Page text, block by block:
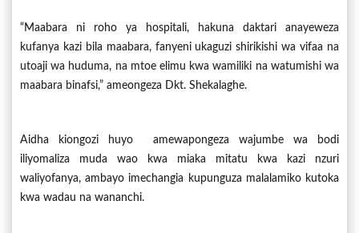
“Maabara ni roho ya hospitali, hakuna daktari anayeweza
kufanya kazi bila maabara, fanyeni ukaguzi shirikishi wa vifaa na
utoaji wa huduma, na mtoe elimu kwa wamiliki na watumishi wa
maabara binafsi,” ameongeza Dkt. Shekalaghe.
Aidha kiongozi huyo amewapongeza wajumbe wa bodi
iliyomaliza muda wao kwa miaka mitatu kwa kazi nzuri
waliyofanya, ambayo imechangia kupunguza malalamiko kutoka
kwa wadau na wananchi.